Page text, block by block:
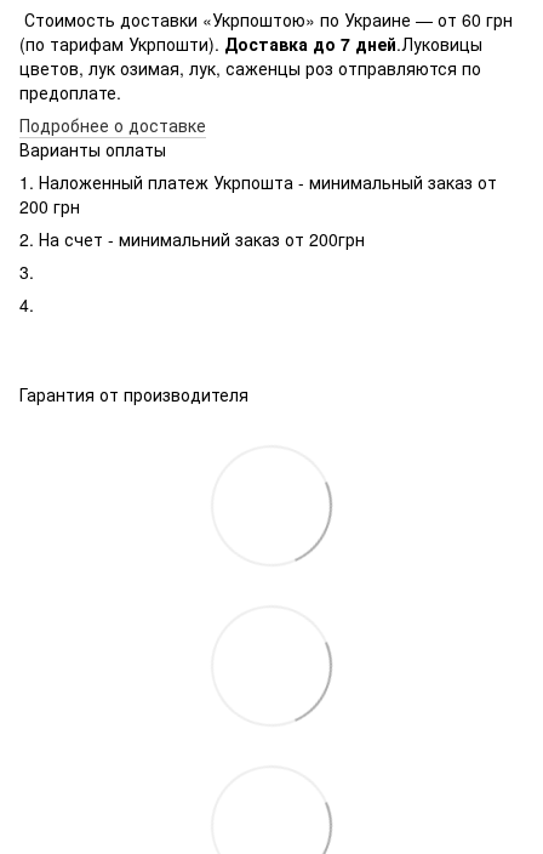
Стоимость доставки «Укрпоштою» по Украине — от 60 грн
(по тарифам Укрпошти). Доставка до 7 дней.Луковицы
цветов, лук озимая, лук, саженцы роз отправляются по
предоплате.
Подробнее о доставке
Варианты оплаты
1. Наложенный платеж Укрпошта - минимальный заказ от
200 грн
2. На счет - минимальний заказ от 200грн
3.
4.
Гарантия от производителя